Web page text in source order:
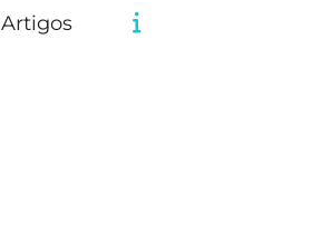
Artigos